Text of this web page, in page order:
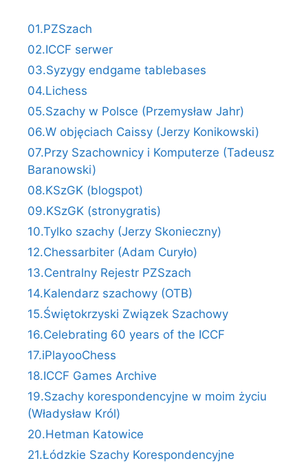
01.PZSzach
02.ICCF serwer
03.Syzygy endgame tablebases
04.Lichess
05.Szachy w Polsce (Przemysław Jahr)
06.W objęciach Caissy (Jerzy Konikowski)
07.Przy Szachownicy i Komputerze (Tadeusz
Baranowski)
08.KSzGK (blogspot)
09.KSzGK (stronygratis)
10.Tylko szachy (Jerzy Skonieczny)
12.Chessarbiter (Adam Curyło)
13.Centralny Rejestr PZSzach
14.Kalendarz szachowy (OTB)
15.Świętokrzyski Związek Szachowy
16.Celebrating 60 years of the ICCF
17.iPlayooChess
18.ICCF Games Archive
19.Szachy korespondencyjne w moim życiu
(Władysław Król)
20.Hetman Katowice
21.Łódzkie Szachy Korespondencyjne